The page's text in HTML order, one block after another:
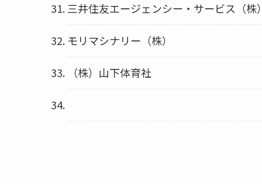
三井住友エージェンシー・サービス（株
モリマシナリー（株）
（株）山下体育社